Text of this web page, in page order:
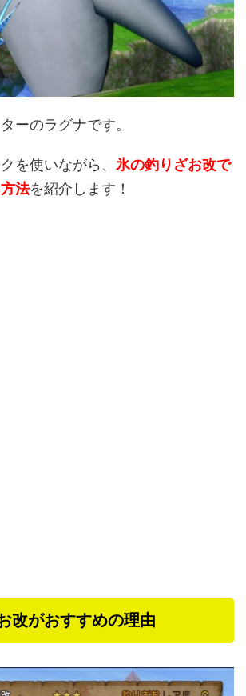
ーのラグナです。
を使いながら、 氷の釣りざお改で
法を紹介します！
改がおすすめの理由